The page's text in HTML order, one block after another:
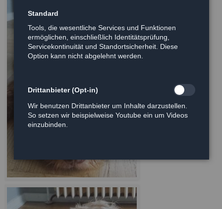
Standard
Tools, die wesentliche Services und Funktionen
ermöglichen, einschließlich Identitätsprüfung,
Servicekontinuität und Standortsicherheit. Diese
Option kann nicht abgelehnt werden.
Drittanbieter (Opt-in)
Wir benutzen Drittanbieter um Inhalte darzustellen.
So setzen wir beispielweise Youtube ein um Videos
einzubinden.